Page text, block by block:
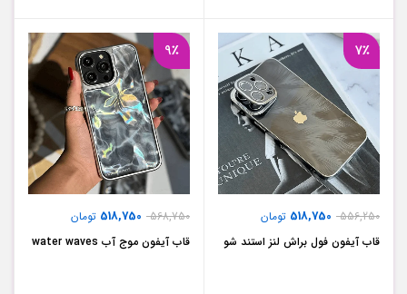
7٪
556,250
518,750 تومان
قاب آیفون فول براش لنز استند شو
9٪
568,750
518,750 تومان
قاب آیفون موج آب water waves